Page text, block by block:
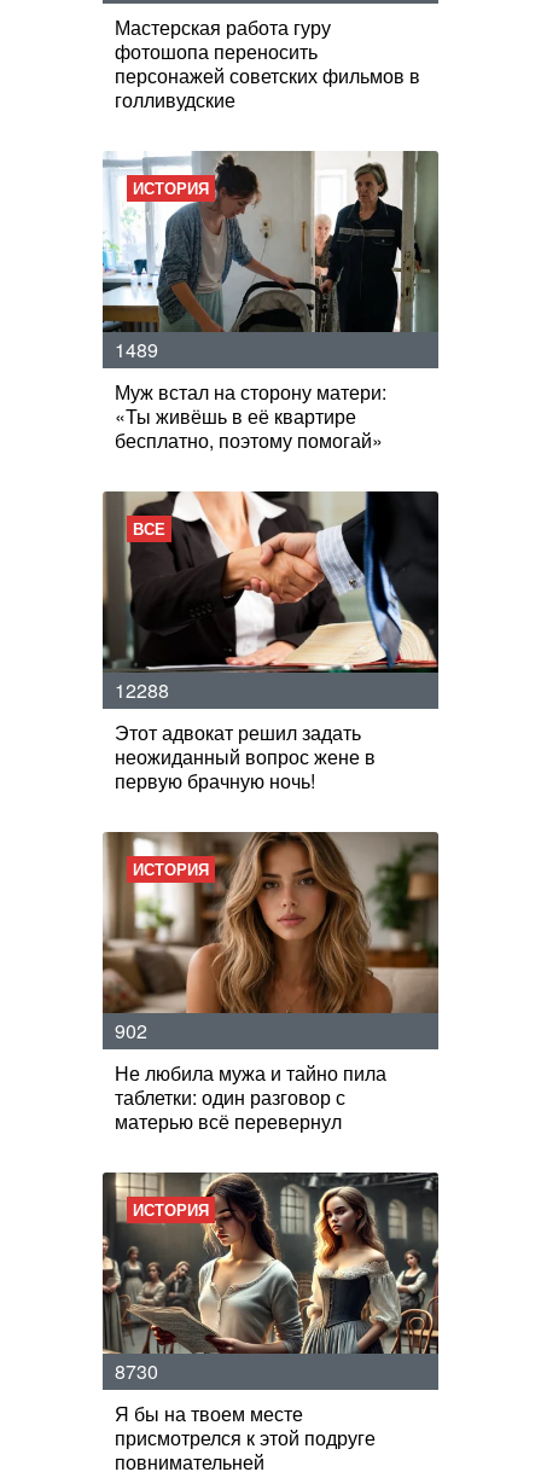
Мастерская работа гуру
фотошопа переносить
персонажей советских фильмов в
голливудские
ИСТОРИЯ
1489
Муж встал на сторону матери:
«Ты живёшь в её квартире
бесплатно, поэтому помогай»
ВСЕ
12288
Этот адвокат решил задать
неожиданный вопрос жене в
первую брачную ночь!
ИСТОРИЯ
902
Не любила мужа и тайно пила
таблетки: один разговор с
матерью всё перевернул
ИСТОРИЯ
8730
Я бы на твоем месте
присмотрелся к этой подруге
повнимательней